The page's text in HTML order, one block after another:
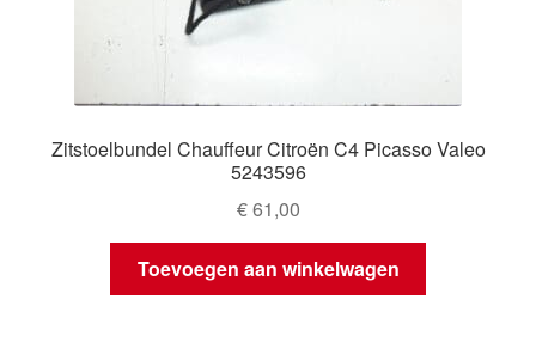
Zitstoelbundel Chauffeur Citroën C4 Picasso Valeo
5243596
€61,00
Toevoegen aan winkelwagen